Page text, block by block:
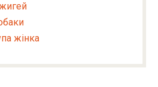
жінка